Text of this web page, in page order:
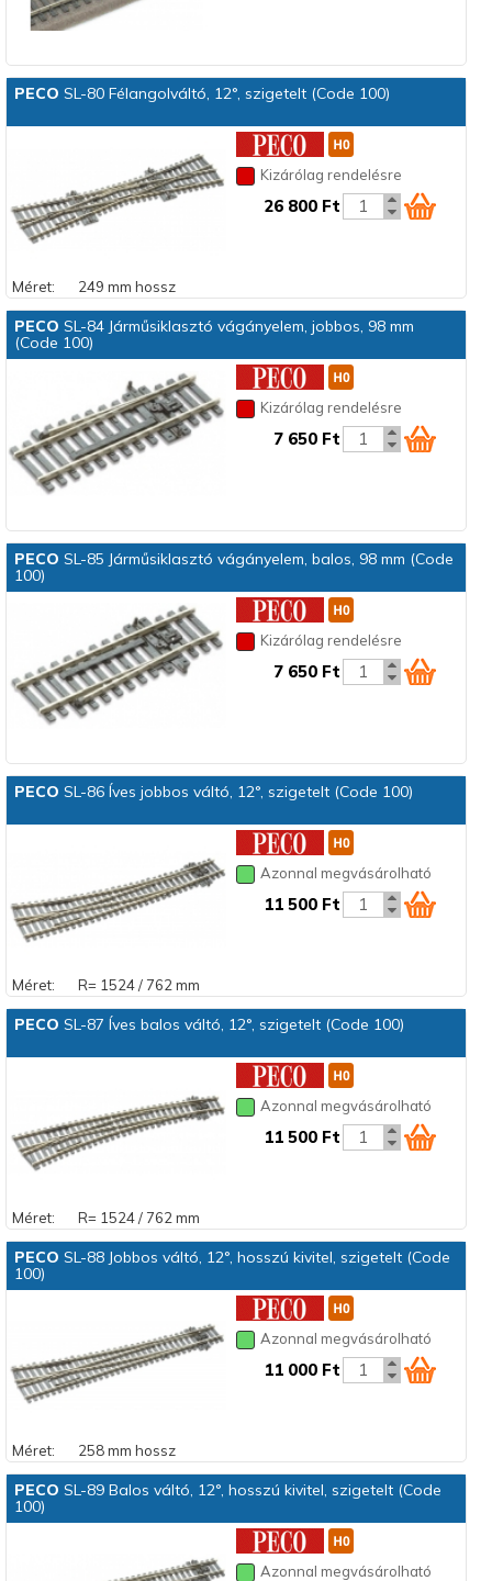
PECO SL-80 Félangolváltó, 12°, szigetelt (Code 100)
Kizárólag rendelésre
26 800 Ft
Méret: 249 mm hossz
PECO SL-84 Járműsiklasztó vágányelem, jobbos, 98 mm
(Code 100)
Kizárólag rendelésre
7 650 Ft
PECO SL-85 Járműsiklasztó vágányelem, balos, 98 mm (Code
100)
Kizárólag rendelésre
7 650 Ft
PECO SL-86 Íves jobbos váltó, 12°, szigetelt (Code 100)
Azonnal megvásárolható
11 500 Ft
Méret: R= 1524 / 762 mm
PECO SL-87 Íves balos váltó, 12°, szigetelt (Code 100)
Azonnal megvásárolható
11 500 Ft
Méret: R= 1524 / 762 mm
PECO SL-88 Jobbos váltó, 12°, hosszú kivitel, szigetelt (Code
100)
Azonnal megvásárolható
11 000 Ft
Méret: 258 mm hossz
PECO SL-89 Balos váltó, 12°, hosszú kivitel, szigetelt (Code
100)
Azonnal megvásárolható